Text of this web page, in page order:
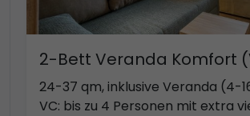
2-Bett Veranda Komfort
24-37 qm, inklusive Veranda (4-
VC: bis zu 4 Personen mit extra